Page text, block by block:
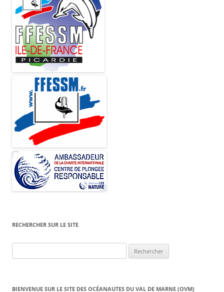
RECHERCHER SUR LE SITE
BIENVENUE SUR LE SITE DES OCÉANAUTES DU VAL DE MARNE (OVM)